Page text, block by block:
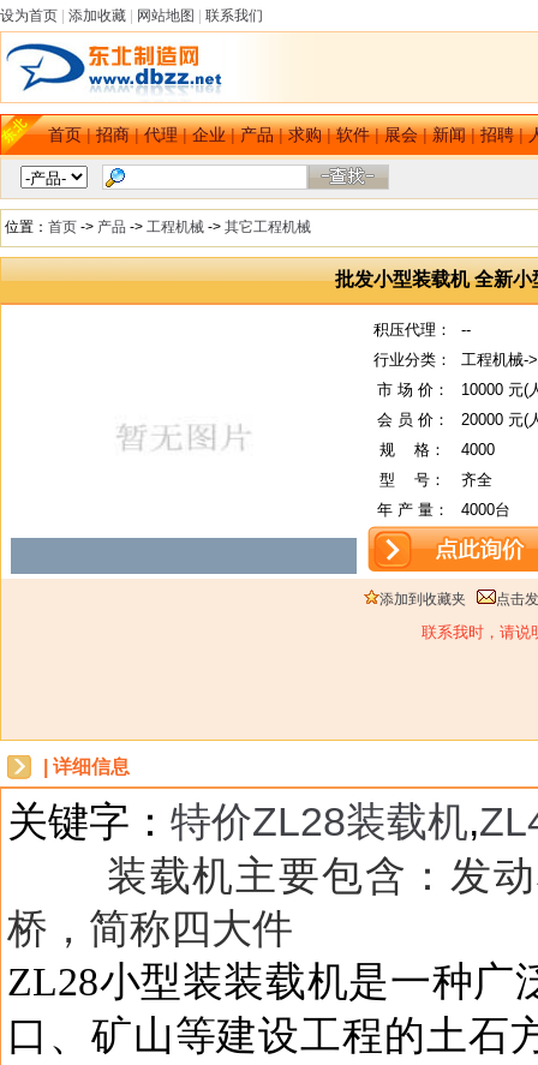
设为首页 添加收藏 网站地图 联系我们
首页|招商|代理|企业|产品|求购|软件|展会|新闻|招聘|
位置： 首页 -> 产品 -> 工程机械 -> 其它工程机械
批发小型装载机 全新小
积压代理：
--
行业分类：
工程机械-
市 场 价：
10000 元(
会 员 价：
20000 元(
规
格：
4000
型
号：
齐全
年 产 量：
4000台
添加到收藏夹 点击
联系我时，请说
| 详细信息
关键字： 特价ZL28装载机,
装载机主要包含： 发
桥，简称四大件
ZL28小型装装载机是一种广
口、矿山等建设工程的土石